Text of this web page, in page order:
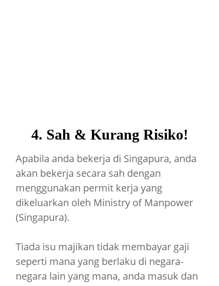
4. Sah & Kurang Risiko!
Apabila anda bekerja di Singapura, anda
akan bekerja secara sah dengan
menggunakan permit kerja yang
dikeluarkan oleh Ministry of Manpower
(Singapura).
Tiada isu majikan tidak membayar gaji
seperti mana yang berlaku di negara-
negara lain yang mana, anda masuk dan